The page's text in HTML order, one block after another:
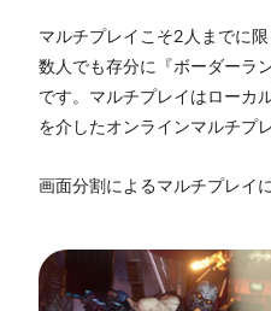
マルチプレイこそ2人までに
数人でも存分に『ボーダーラ
です。マルチプレイはローカ
を介したオンラインマルチプ
画面分割によるマルチプレイ